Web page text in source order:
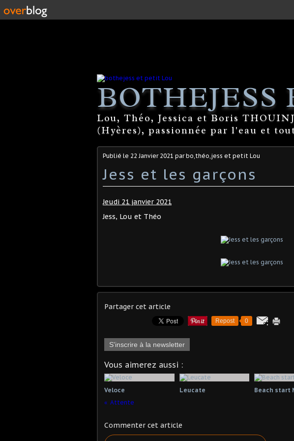
Lou, Théo, Jessica et Boris
(Hyères), passionnée par l'eau et
Publié le 22 Janvier 2021 par bo,théo,jess et petit Lou
Jess et les garçons
Jeudi 21 janvier 2021
Jess, Lou et Théo
Partager cet article
Repost 0
S'inscrire à la newsletter
Vous aimerez aussi :
Veloce Leucate Beach start
Attente
Commenter cet article